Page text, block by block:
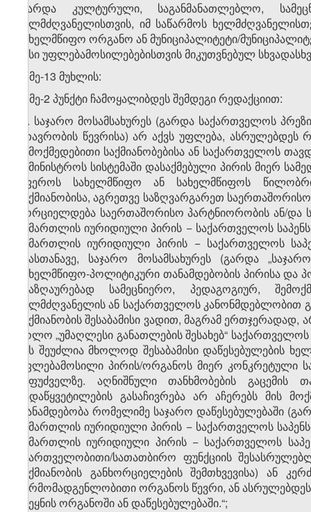
(გარდა კულტურული, საგანმანათლებლო,
ხელმძღვანელისთვის, იმ საწარმოს
სახელმწიფო ორგანო ან მუნიციპალიტეტი/
მისი უფლებამოსილებებისთვის მიკუთვნებულ
2. მე-13 მუხლის:
ა) მე-2 პუნქტი ჩამოყალიბდეს შემდეგი რედაქციით:
„2. საჯარო მოსამსახურეს (გარდა საქართველოს
მთავრობის წევრისა) არ აქვს უფლება, ასრულებდეს
შემოქმედებითი საქმიანობებისა ან საქართველოს
სამინისტროს სისტემაში დასაქმებული პირის მიერ
სფეროს სახელმწიფო ან სახელმწიფოს
საქმიანობისა, აგრეთვე საზღვარგარეთ
ხორციელდება საერთაშორისო პარტნიორობის ან/
სამართლის იურიდიული პირის − საქართველოს
სამართლის იურიდიული პირის − საქართველოს
ამასთანავე, საჯარო მოსამსახურეს (გარდა
სახელმწიფო-პოლიტიკური თანამდებობის პირისა და
ანაზღაურებად სამეცნიერო, პედაგოგიურ,
ხელმძღვანელის ან საქართველოს
საქმიანობის შესაბამისი ვადით, მაგრამ
ხოლო „უმაღლესი განათლების შესახებ“
მას შეუძლია მხოლოდ შესაბამისი დაწესებულების
უფლებამოსილი პირის/ორგანოს მიერ კონკრეტული
საფუძველზე. აღნიშნული თანხმობების
გადაწყვეტილების გასაჩივრება არ აჩერებს მის
თანამდებობა რომელიმე საჯარო დაწესებულებაში
სამართლის იურიდიული პირის − საქართველოს
სამართლის იურიდიული პირის − საქართველოს
მმართველობითი/სათათბირო ფუნქციის
საქმიანობის განხორციელების შემთხვევისა) ან
წარმომადგენლობითი ორგანოს წევრი, ან ასრულებდეს
ქვეყნის ორგანოში ან დაწესებულებაში.“;